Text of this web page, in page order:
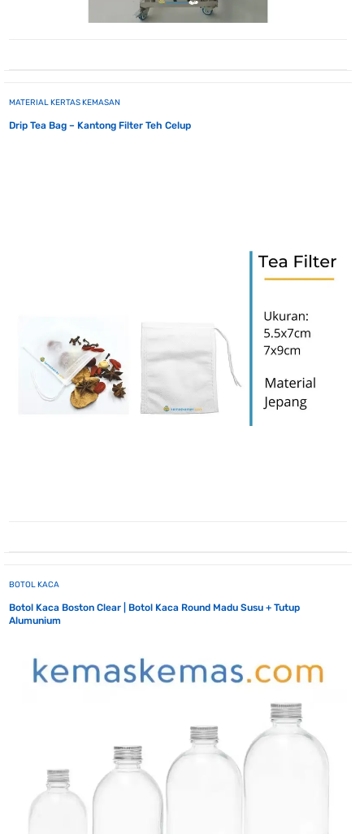
MATERIAL KERTAS KEMASAN
Drip Tea Bag – Kantong Filter Teh Celup
BOTOL KACA
Botol Kaca Boston Clear | Botol Kaca Round Madu Susu + Tutup
Alumunium